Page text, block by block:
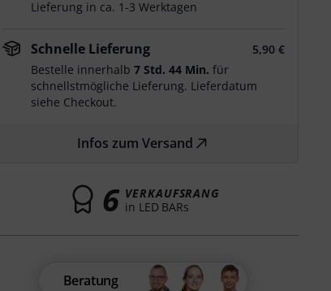
Lieferung in ca. 1-3 Werktagen
Schnelle Lieferung
5,90 €
Bestelle innerhalb7 Std. 44 Min. für
schnellstmögliche Lieferung. Lieferdatum
siehe Checkout.
Infos zum Versand
6 VERKAUFSRANG
in LED BARs
Beratung